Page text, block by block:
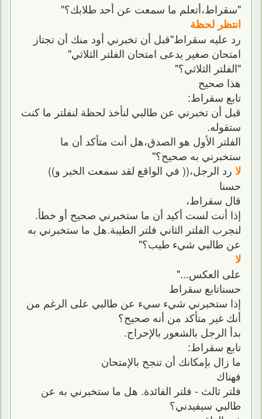
"سقراط،أتعلم ما سمعت عن أحد طلابك؟"
انتظر لحظة
رد عليه سقراط"قبل أن تخبرني أود منك أن تجتاز
امتحان صغير يدعى امتحان الفلتر الثلاثي"
"الفلتر الثلاثي؟"
هذا صحيح
تابع سقراط:
قبل أن تخبرني عن طالبي لنأخذ لحظة لنفلتر ما كنت
ستقوله.
الفلتر الأول هو الصدق،هل أنت متأكد أن ما
ستخبرني به صحيح؟"
لا رد الرجل،(( في الواقع لقد سمعت الخبر و))
حسنا
قال سقراط،
إذا أنت لست أكيد أن ما ستخبرني صحيح أو خطأ.
لنجرب الفلتر الثاني فلتر الطيبة.هل ما ستخبرني به
عن طالبي شيء طيب؟"
لا
على العكس..."
حسناتابع سقراط
إذا ستخبرني شيء سيء عن طالبي على الرغم من
أنك غير متأكد من أنه صحيح؟
بدأ الرجل بالشعور بالإحراج.
تابع سقراط:
ما زال بإمكانك أن تنجح بالإمتحان
فهناك
فلتر ثالث - فلتر الفائدة. هل ما ستخبرني به عن
طالبي سيفيدني؟